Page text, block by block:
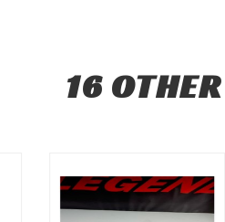
16